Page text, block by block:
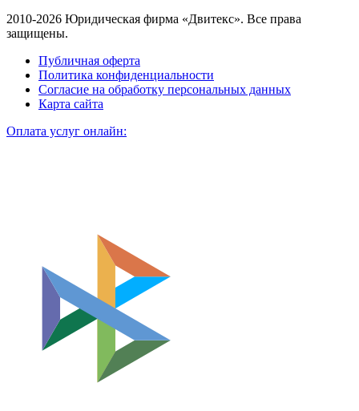
2010-2026 Юридическая фирма «Двитекс». Все права
защищены.
Публичная оферта
Политика конфиденциальности
Согласие на обработку персональных данных
Карта сайта
Оплата услуг онлайн: